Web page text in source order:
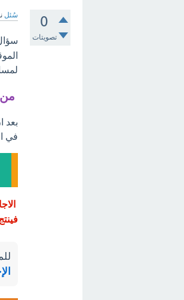
0
تصويتات
سُئل
بعد
في